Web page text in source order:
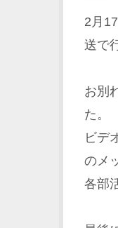
2月
送で
お別
た。
ビデ
のメ
各部